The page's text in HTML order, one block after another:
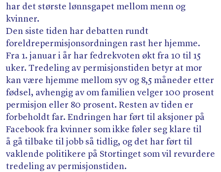
har det største lønnsgapet mellom menn og
kvinner.
Den siste tiden har debatten rundt
foreldrepermisjonsordningen rast her hjemme.
Fra 1. januar i år har fedrekvoten økt fra 10 til 15
uker. Tredeling av permisjonstiden betyr at mor
kan være hjemme mellom syv og 8,5 måneder etter
fødsel, avhengig av om familien velger 100 prosent
permisjon eller 80 prosent. Resten av tiden er
forbeholdt far. Endringen har ført til aksjoner på
Facebook fra kvinner som ikke føler seg klare til
å gå tilbake til jobb så tidlig, og det har ført til
vaklende politikere på Stortinget som vil revurdere
tredeling av permisjonstiden.